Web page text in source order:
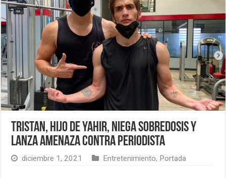
Tristan, hijo de Yahir, niega sobredosis y
lanza amenaza contra periodista
diciembre 1, 2021 Entretenimiento, Portada